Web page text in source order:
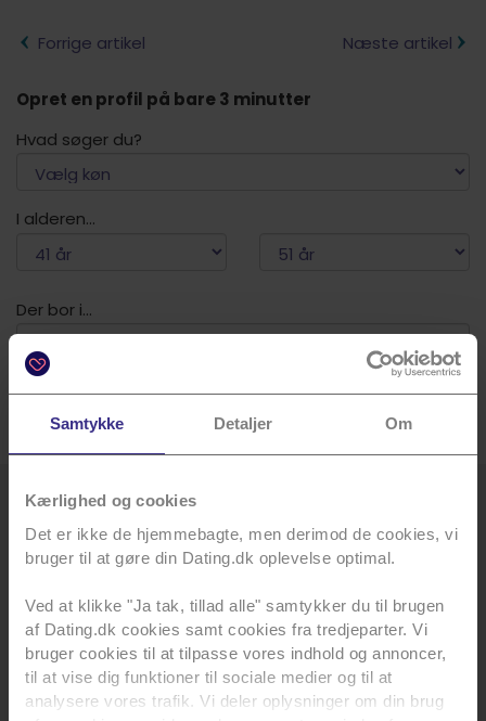
Samtykke Detaljer Om
Kærlighed og cookies
Det er ikke de hjemmebagte, men derimod de cookies, vi
bruger til at gøre din Dating.dk oplevelse optimal.
Ved at klikke "Ja tak, tillad alle" samtykker du til brugen
af Dating.dk cookies samt cookies fra tredjeparter. Vi
bruger cookies til at tilpasse vores indhold og annoncer,
til at vise dig funktioner til sociale medier og til at
analysere vores trafik. Vi deler oplysninger om din brug
Næste artikel
Forrige artikel
Opret en profil på bare 3 minutter
Hvad søger du?
I alderen...
Der bor i...
Artikler